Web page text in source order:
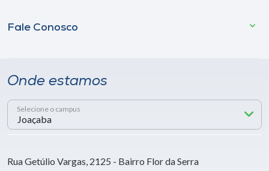
Fale Conosco
Onde estamos
Selecione o campus
Rua Getúlio Vargas, 2125 - Bairro Flor da Serra